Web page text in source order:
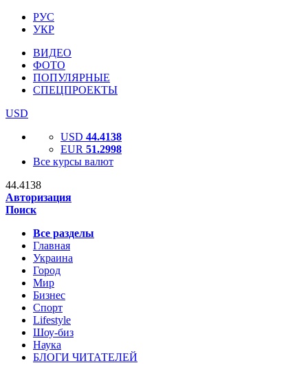
РУС
УКР
ВИДЕО
ФОТО
ПОПУЛЯРНЫЕ
СПЕЦПРОЕКТЫ
USD
USD 44.4138
EUR 51.2998
Все курсы валют
44.4138
Авторизация
Поиск
Все разделы
Главная
Украина
Город
Мир
Бизнес
Спорт
Lifestyle
Шоу-биз
Наука
БЛОГИ ЧИТАТЕЛЕЙ